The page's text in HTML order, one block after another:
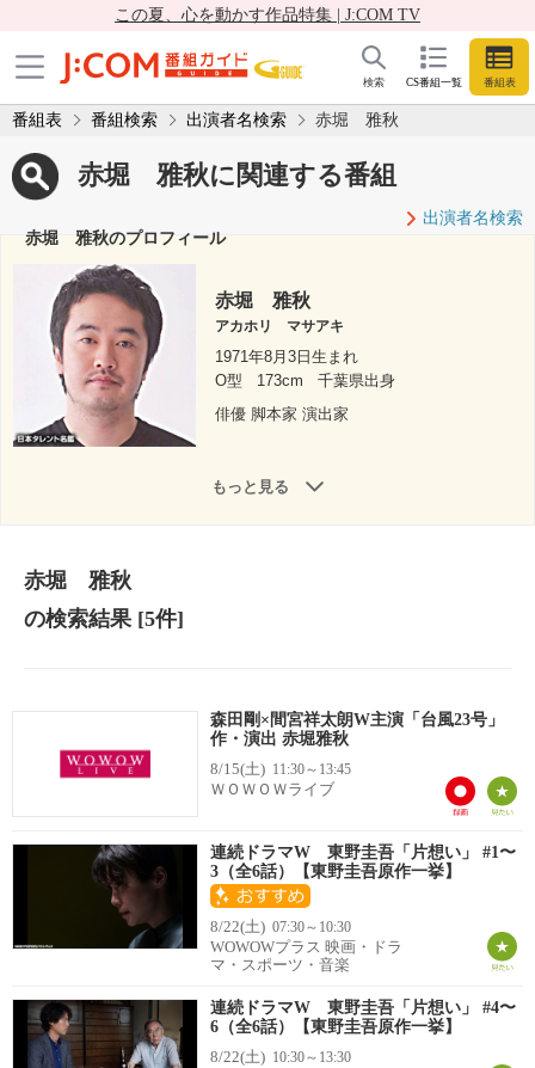
この夏、心を動かす作品特集 | J:COM TV
CS番組一覧 番組表
検索
番組表 番組検索 出演者名検索 赤堀 雅秋
赤堀 雅秋に関連する番組
出演者名検索
赤堀 雅秋のプロフィール
赤堀 雅秋
アカホリ マサアキ
1971年8月3日生まれ
O型
173cm
千葉県出身
俳優 脚本家 演出家
もっと見る
赤堀 雅秋
の検索結果[5件]
森田剛×間宮祥太朗W主演「台風23号」
作・演出 赤堀雅秋
8/15(土) 11:30～13:45
ＷＯＷＯＷライブ
連続ドラマW 東野圭吾「片想い」 #1〜
3（全6話）【東野圭吾原作一挙】
8/22(土) 07:30～10:30
WOWOWプラス 映画・ドラ
マ・スポーツ・音楽
連続ドラマW 東野圭吾「片想い」 #4〜
6（全6話）【東野圭吾原作一挙】
8/22(土) 10:30～13:30